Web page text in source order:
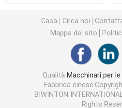
Attrezzature di soccorso di
Motori elettrici industriali
Cuscinetti a rulli sferici
Casa Circa noi
Mappa del sito
Qualità Macchinari per
Fabbrica
BIWINTON INTERNATIONAL
Rights